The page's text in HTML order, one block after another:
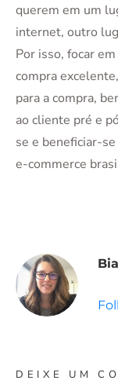
querem em um
internet, outro
Por isso, focar
compra
para a compra,
ao cliente pré e
se e beneficiar-
e-commerce
DEIXE UM